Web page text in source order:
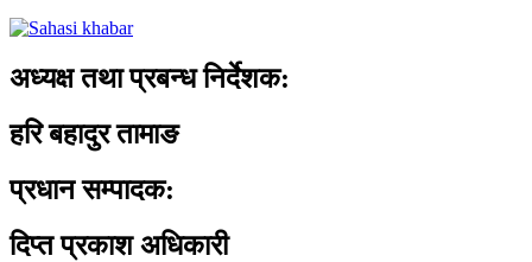
अध्यक्ष तथा प्रबन्ध निर्देशक:
हरि बहादुर तामाङ
प्रधान सम्पादक:
दिप्त प्रकाश अधिकारी